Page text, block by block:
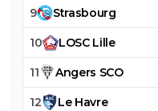
9 Strasbourg
10 LOSC Lille
11 Angers SCO
12 Le Havre